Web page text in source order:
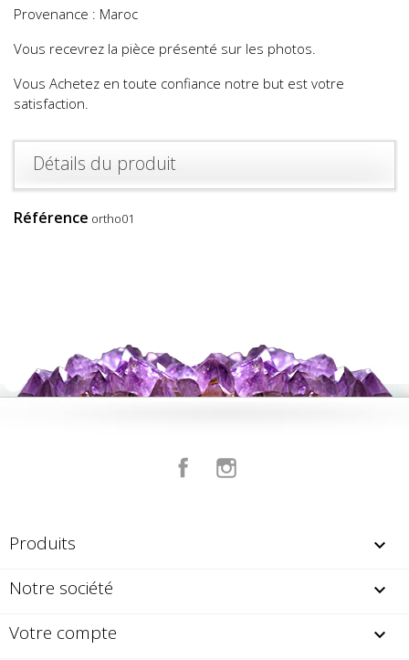
Provenance : Maroc
Vous recevrez la pièce présenté sur les photos.
Vous Achetez en toute confiance notre but est votre
satisfaction.
Détails du produit
Référence ortho01
Facebook
Produits 
Notre société 
Votre compte 